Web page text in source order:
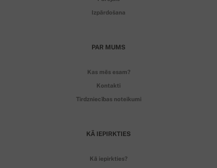
Izpārdošana
PAR MUMS
Kas mēs esam?
Kontakti
Tirdzniecības noteikumi
KĀ IEPIRKTIES
Kā iepirkties?